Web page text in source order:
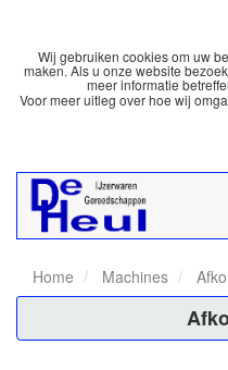
Wij gebruiken cookies om uw
maken. Als u onze website
meer informatie
Voor meer uitleg over hoe wij
Home Machines